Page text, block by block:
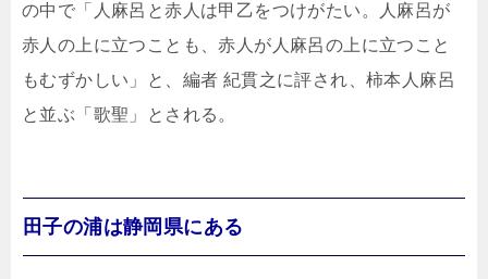
の中で「人麻呂と赤人は甲乙をつけがたい。人麻呂が
赤人の上に立つことも、赤人が人麻呂の上に立つこと
もむずかしい」と、編者 紀貫之に評され、柿本人麻呂
と並ぶ「歌聖」とされる。
田子の浦は静岡県にある